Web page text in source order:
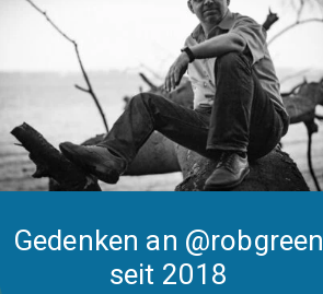
Gedenken an @robgreen
seit 2018